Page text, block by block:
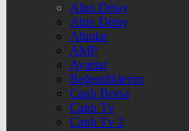
Altın Detay
Altın Detay
Altınlar
AMP
Ayarlar
Beğendiklerim
Canlı Borsa
Canlı Tv
Canlı Tv 2